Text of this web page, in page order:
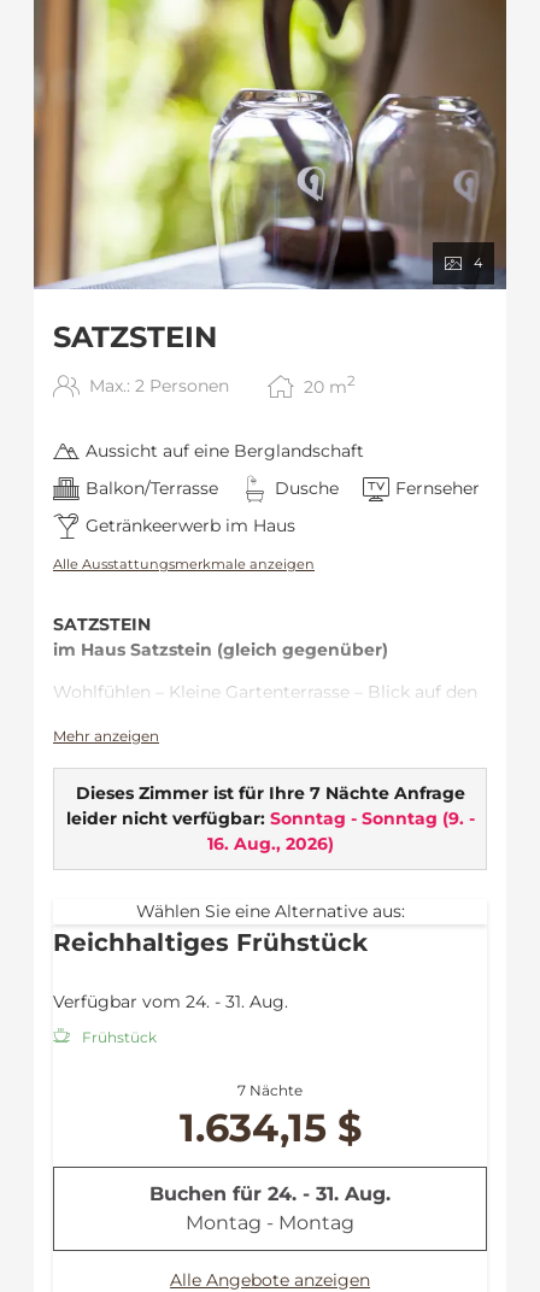
4
SATZSTEIN
Max.: 2 Personen 20 m2
Aussicht auf eine Berglandschaft
Balkon/Terrasse
Dusche
Fernseher
Getränkeerwerb im Haus
Alle Ausstattungsmerkmale anzeigen
SATZSTEIN
im Haus Satzstein (gleich gegenüber)
Wohlfühlen – Kleine Gartenterrasse – Blick auf den
Naturgenießer mit Sparschweinchen im
Gepäck
Private Ruheoase auf der kleinen
Gartenterrasse
Zimmerausstattung
Kleine Gartenterrasse
Flat TV
Safe
Handtücher
Bademantel
Leihregenschirm
Mehr anzeigen
Dieses Zimmer ist für Ihre 7 Nächte Anfrage
leider nicht verfügbar: Sonntag - Sonntag (9. -
16. Aug., 2026)
Wählen Sie eine Alternative aus:
Reichhaltiges Frühstück
Verfügbar vom 24. - 31. Aug.
Frühstück
7 Nächte
1.634,15 $
Buchen für 24. - 31. Aug.
Montag - Montag
Alle Angebote anzeigen